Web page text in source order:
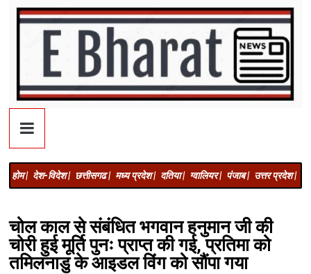
होम | देश-विदेश | छत्तीसगढ | मध्य प्रदेश | दतिया | ग्वालियर | पंजाब | उत्तर प्रदेश |
चोल काल से संबंधित भगवान हनुमान जी की
चोरी हुई मूर्ति पुनः प्राप्त की गई, प्रतिमा को
तमिलनाडु के आइडल विंग को सौंपा गया